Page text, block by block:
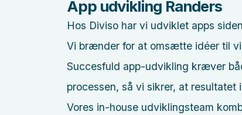
App udvikling Randers
Hos Diviso har vi udviklet apps
Vi brænder for at omsætte idéer til
Succesfuld app-udvikling kræver
processen, så vi sikrer, at
Vores in-house udviklingsteam